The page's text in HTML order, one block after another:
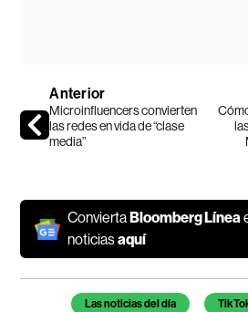
Anterior
Microinfluencers convierten
las redes en vida de “clase
media”
Convierta Bloomberg Línea
noticiasaquí
Temas de este artículo
Las noticias del día